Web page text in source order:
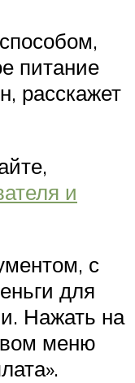
питание
расскажет
и
с
для
Нажать на
меню